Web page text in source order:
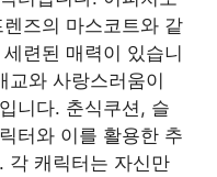
즈의 마스코트와 같
련된 매력이 있습니
교와 사랑스러움이
니다. 춘식쿠션, 슬
터와 이를 활용한 추
각 캐릭터는 자신만